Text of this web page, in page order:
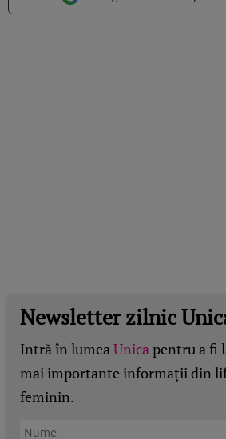
Newsletter zilnic
Intră în lumeaUnicapentru a fi
mai importante informații din
feminin.